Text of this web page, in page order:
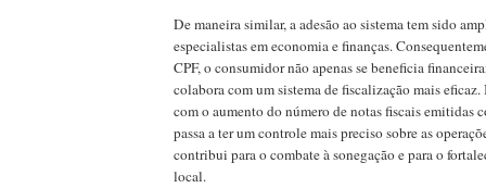
De maneira similar, a adesão ao sistema tem sido
especialistas em economia e finanças.
CPF, o consumidor não apenas se beneficia
colabora com um sistema de fiscalização mais eficaz.
com o aumento do número de notas fiscais emitidas
passa a ter um controle mais preciso sobre as
contribui para o combate à sonegação e para o
local.